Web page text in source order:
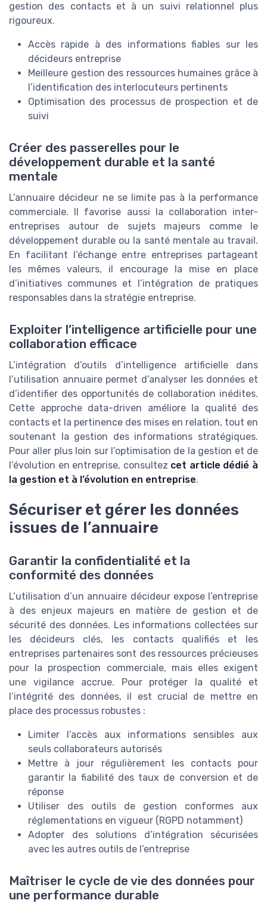
gestion des contacts et à un suivi relationnel plus
rigoureux.
Accès rapide à des informations fiables sur les
décideurs entreprise
Meilleure gestion des ressources humaines grâce à
l’identification des interlocuteurs pertinents
Optimisation des processus de prospection et de
suivi
Créer des passerelles pour le
développement durable et la santé
mentale
L’annuaire décideur ne se limite pas à la performance
commerciale. Il favorise aussi la collaboration inter-
entreprises autour de sujets majeurs comme le
développement durable ou la santé mentale au travail.
En facilitant l’échange entre entreprises partageant
les mêmes valeurs, il encourage la mise en place
d’initiatives communes et l’intégration de pratiques
responsables dans la stratégie entreprise.
Exploiter l’intelligence artificielle pour une
collaboration efficace
L’intégration d’outils d’intelligence artificielle dans
l’utilisation annuaire permet d’analyser les données et
d’identifier des opportunités de collaboration inédites.
Cette approche data-driven améliore la qualité des
contacts et la pertinence des mises en relation, tout en
soutenant la gestion des informations stratégiques.
Pour aller plus loin sur l’optimisation de la gestion et de
l’évolution en entreprise, consultez cet article dédié à
la gestion et à l’évolution en entreprise.
Sécuriser et gérer les données
issues de l’annuaire
Garantir la confidentialité et la
conformité des données
L’utilisation d’un annuaire décideur expose l’entreprise
à des enjeux majeurs en matière de gestion et de
sécurité des données. Les informations collectées sur
les décideurs clés, les contacts qualifiés et les
entreprises partenaires sont des ressources précieuses
pour la prospection commerciale, mais elles exigent
une vigilance accrue. Pour protéger la qualité et
l’intégrité des données, il est crucial de mettre en
place des processus robustes :
Limiter l’accès aux informations sensibles aux
seuls collaborateurs autorisés
Mettre à jour régulièrement les contacts pour
garantir la fiabilité des taux de conversion et de
réponse
Utiliser des outils de gestion conformes aux
réglementations en vigueur (RGPD notamment)
Adopter des solutions d’intégration sécurisées
avec les autres outils de l’entreprise
Maîtriser le cycle de vie des données pour
une performance durable